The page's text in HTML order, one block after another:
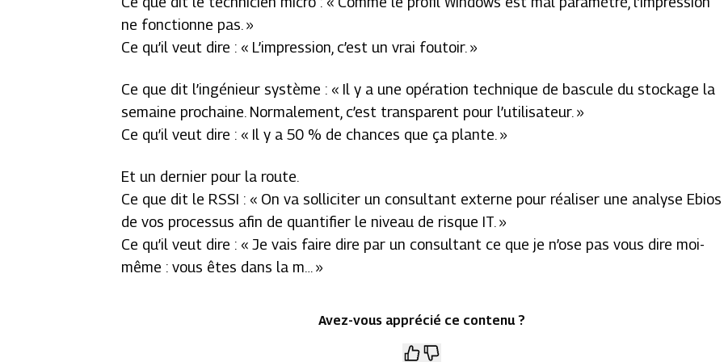
ne fonctionne pas. »
Ce qu’il veut dire : « L’impression, c’est un vrai foutoir. »
Ce que dit l’ingénieur système : « Il y a une opération technique de bascule du stockage la
semaine prochaine. Normalement, c’est transparent pour l’utilisateur. »
Ce qu’il veut dire : « Il y a 50 % de chances que ça plante. »
Et un dernier pour la route.
Ce que dit le RSSI : « On va solliciter un consultant externe pour réaliser une analyse Ebios
de vos processus afin de quantifier le niveau de risque IT. »
Ce qu’il veut dire : « Je vais faire dire par un consultant ce que je n’ose pas vous dire moi-
même : vous êtes dans la m… »
Avez-vous apprécié ce contenu ?